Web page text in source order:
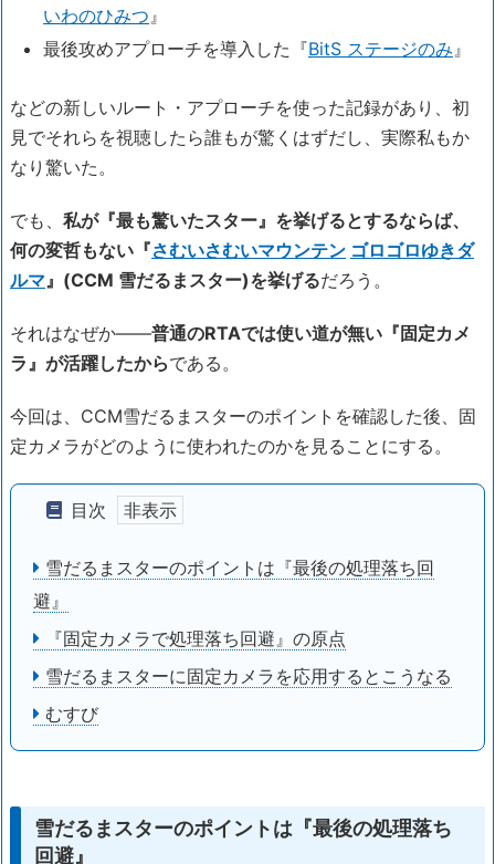
いわのひみつ 』
最後攻めアプローチを導入した『BitS ステージのみ 』
などの新しいルート・アプローチを使った記録があり、初
見でそれらを視聴したら誰もが驚くはずだし、実際私もか
なり驚いた。
でも、 私が『最も驚いたスター』を挙げるとするならば、
何の変哲もない 『さむいさむいマウンテン ゴロゴロゆきダ
ルマ』(CCM 雪だるまスター)を挙げるだろう。
それはなぜか――普通のRTAでは使い道が無い『固定カメ
ラ』が活躍したからである。
今回は、CCM雪だるまスターのポイントを確認した後、固
定カメラがどのように使われたのかを見ることにする。
目次
雪だるまスターのポイントは『最後の処理落ち回
避』
『固定カメラで処理落ち回避』の原点
雪だるまスターに固定カメラを応用するとこうなる
むすび
雪だるまスターのポイントは『最後の処理落ち
回避』